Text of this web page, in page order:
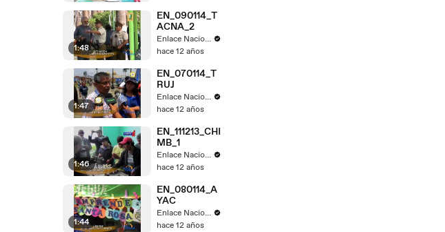
1:48
EN_090114_T
ACNA_2
Enlace Nacional
hace 12 años
1:47
EN_070114_T
RUJ
Enlace Nacional
hace 12 años
1:46
EN_111213_CHI
MB_1
Enlace Nacional
hace 12 años
1:44
EN_080114_A
YAC
Enlace Nacional
hace 12 años